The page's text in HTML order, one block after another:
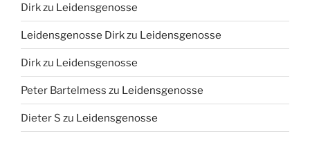
Dirkzu Leidensgenosse
Leidensgenosse Dirkzu Leidensgenosse
Dirkzu Leidensgenosse
Peter Bartelmess zu Leidensgenosse
Dieter S zu Leidensgenosse